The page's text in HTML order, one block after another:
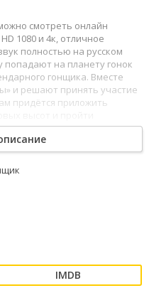
смотреть онлайн
1080 и 4к, отличное
полностью на русском
на планету гонок
гонщика. Вместе
и решают принять участие
придётся приложить